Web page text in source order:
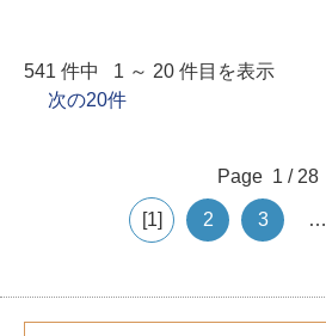
541 件中 1 ～ 20 件目を表示
次の20件
Page 1 / 28
1 2 3 …